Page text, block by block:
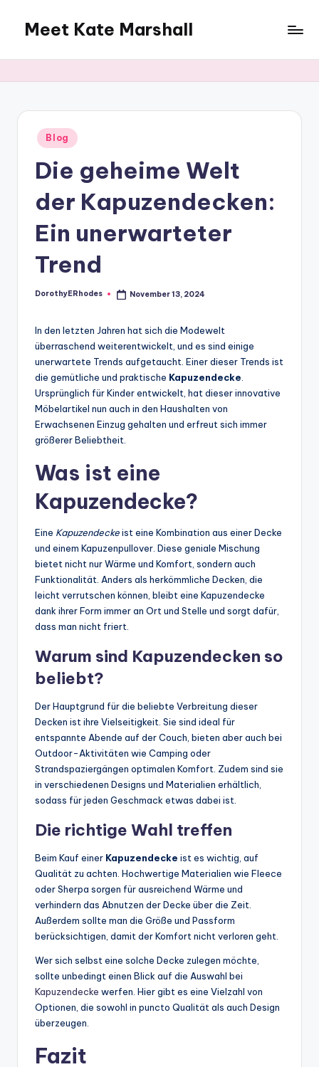
content
Meet Kate Marshall
to
full
spectrum
blog
Posted
in
Blog
Die geheime Welt
der Kapuzendecken:
Ein unerwarteter
Trend
Posted
DorothyERhodes November 13, 2024
In den letzten Jahren hat sich die Modewelt
überraschend weiterentwickelt, und es sind einige
unerwartete Trends aufgetaucht. Einer dieser Trends ist
die gemütliche und praktische Kapuzendecke
Ursprünglich für Kinder entwickelt, hat dieser innovative
Möbelartikel nun auch in den Haushalten von
Erwachsenen Einzug gehalten und erfreut sich immer
größerer Beliebtheit.
Was ist eine
Kapuzendecke?
Eine Kapuzendeckeist eine Kombination aus einer Decke
und einem Kapuzenpullover. Diese geniale Mischung
bietet nicht nur Wärme und Komfort, sondern auch
Funktionalität. Anders als herkömmliche Decken, die
leicht verrutschen können, bleibt eine Kapuzendecke
dank ihrer Form immer an Ort und Stelle und sorgt dafür,
dass man nicht friert.
Warum sind Kapuzendecken so
beliebt?
Der Hauptgrund für die beliebte Verbreitung dieser
Decken ist ihre Vielseitigkeit. Sie sind ideal für
entspannte Abende auf der Couch, bieten aber auch bei
Outdoor-Aktivitäten wie Camping oder
Strandspaziergängen optimalen Komfort. Zudem sind sie
in verschiedenen Designs und Materialien erhältlich,
sodass für jeden Geschmack etwas dabei ist.
Die richtige Wahl treffen
Beim Kauf einer Kapuzendecke ist es wichtig, auf
Qualität zu achten. Hochwertige Materialien wie Fleece
oder Sherpa sorgen für ausreichend Wärme und
verhindern das Abnutzen der Decke über die Zeit.
Außerdem sollte man die Größe und Passform
berücksichtigen, damit der Komfort nicht verloren geht.
Wer sich selbst eine solche Decke zulegen möchte,
sollte unbedingt einen Blick auf die Auswahl bei
Kapuzendecke werfen. Hier gibt es eine Vielzahl von
Optionen, die sowohl in puncto Qualität als auch Design
überzeugen.
Fazit